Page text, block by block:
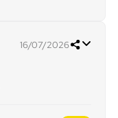
16/07/2026